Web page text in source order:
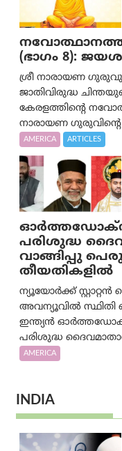
(ഭാഗം 8):
ശ്രീ നാരായണ
ജാതിവിരുദ്ധ
കേരളത്തിന്റെ
നാരായണ
AMERICA ARTICLES
പരിശുദ്ധ
വാങ്ങിപ്പു
തീയതികളിൽ
ന്യൂയോർക്ക്
അവന്യൂവിൽ സ്ഥിതി
ഇന്ത്യൻ
പരിശുദ്ധ
AMERICA
INDIA